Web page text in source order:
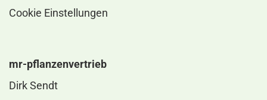
Cookie Einstellungen
mr-pflanzenvertrieb
Dirk Sendt